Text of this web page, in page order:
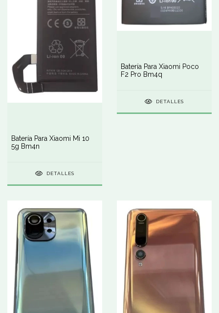
Batería Para Xiaomi Mi 10
5g Bm4n
DETALLES
Batería Para Xiaomi Poco
F2 Pro Bm4q
DETALLES